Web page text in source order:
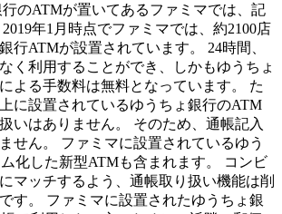
のATMが置いてあるファミマでは、記
年1月時点でファミマでは、約2100店
行ATMが設置されています。 24時間、
く利用することができ、しかもゆうちょ
よる手数料は無料となっています。 た
に設置されているゆうちょ銀行のATM
いはありません。 そのため、通帳記入
せん。 ファミマに設置されているゆう
化した新型ATMも含まれます。 コンビ
マッチするよう、通帳取り扱い機能は削
す。 ファミマに設置されたゆうちょ銀